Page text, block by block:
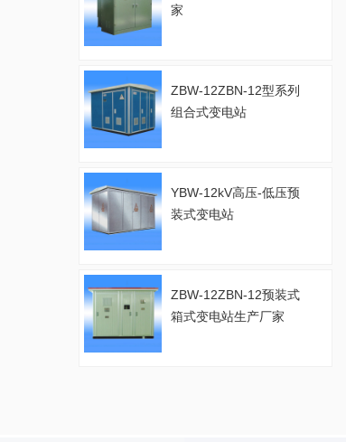
家
ZBW-12ZBN-12型系列
组合式变电站
YBW-12kV高压-低压预
装式变电站
ZBW-12ZBN-12预装式
箱式变电站生产厂家